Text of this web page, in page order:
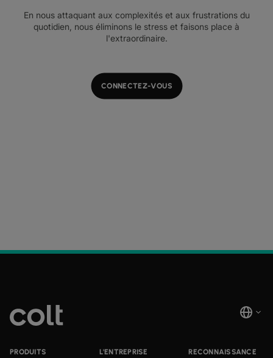
En nous attaquant aux complexités et aux frustrations du
quotidien, nous éliminons le stress et faisons place à
l'extraordinaire.
CONNECTEZ-VOUS
PRODUITS
L'ENTREPRISE
RECONNAISSANCE